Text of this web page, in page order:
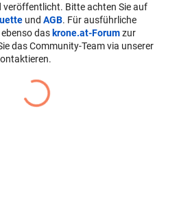
Bitte achten Sie auf
und AGB. Für ausführliche
das krone.at-Forumzur
das Community-Team via unserer